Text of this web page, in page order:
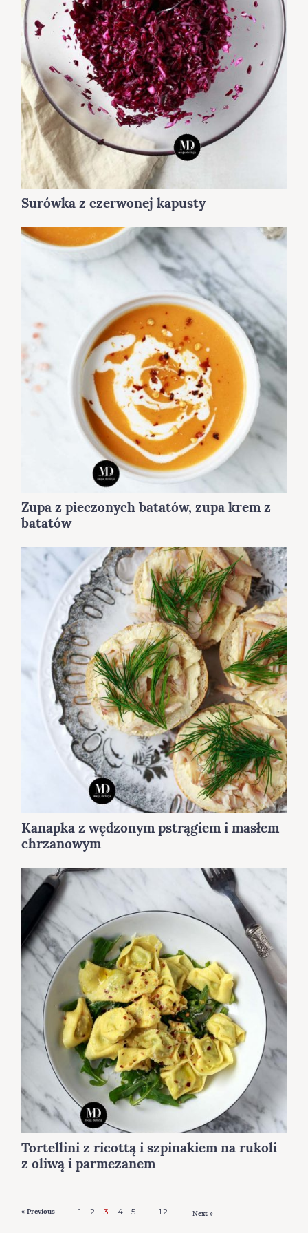
Surówka z czerwonej kapusty
Zupa z pieczonych batatów, zupa krem z
batatów
Kanapka z wędzonym pstrągiem i masłem
chrzanowym
Tortellini z ricottą i szpinakiem na rukoli
z oliwą i parmezanem
P
« Previous 1 2 3 4 5 12 Next »